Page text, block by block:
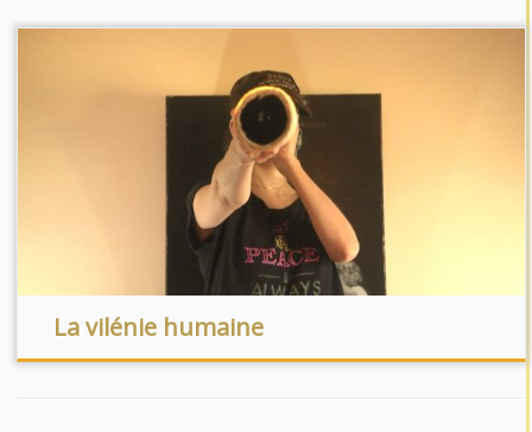
La vilénie humaine